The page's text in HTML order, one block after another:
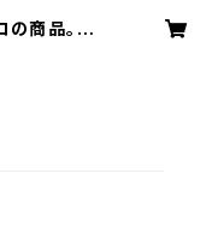
の商品。 |